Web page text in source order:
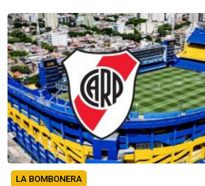
LA BOMBONERA